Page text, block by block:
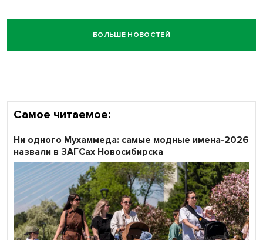
БОЛЬШЕ НОВОСТЕЙ
Самое читаемое:
Ни одного Мухаммеда: самые модные имена-2026
назвали в ЗАГСах Новосибирска